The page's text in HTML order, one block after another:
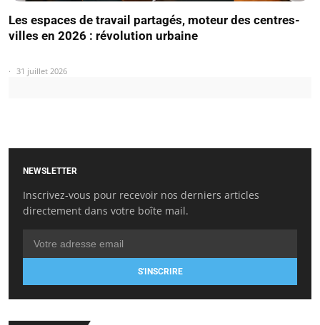
Les espaces de travail partagés, moteur des centres-
villes en 2026 : révolution urbaine
31 juillet 2026
NEWSLETTER
Inscrivez-vous pour recevoir nos derniers articles
directement dans votre boîte mail.
S'INSCRIRE